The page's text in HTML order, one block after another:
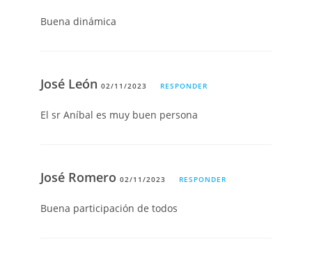
Buena dinámica
José León02/11/2023 RESPONDER
El sr Aníbal es muy buen persona
José Romero02/11/2023 RESPONDER
Buena participación de todos